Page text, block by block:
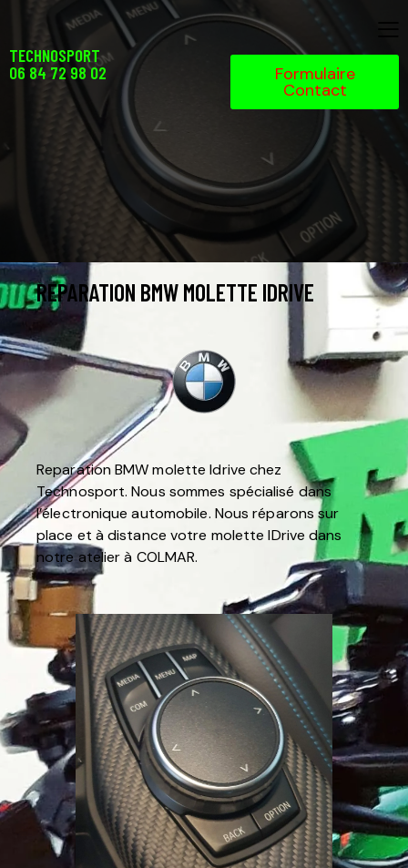
TECHNOSPORT
06 84 72 98 02
Formulaire
Contact
REPARATION BMW MOLETTE IDRIVE
Reparation BMW molette Idrive chez
Technosport. Nous sommes spécialisé dans
l’électronique automobile. Nous réparons sur
place et à distance votre molette IDrive dans
notre atelier à COLMAR.